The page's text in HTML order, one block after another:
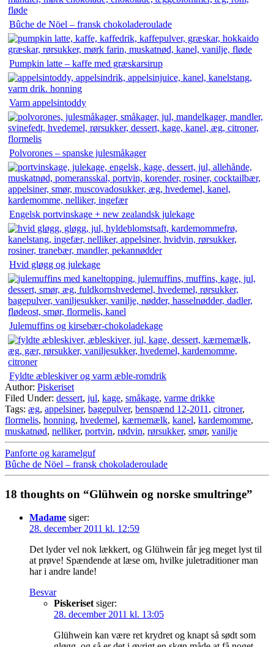
Bûche de Nöel – fransk chokoladeroulade
Pumpkin latte – kaffe med græskarsirup
Varm appelsintoddy
Polvorones – spanske julesmåkager
Engelsk portvinskage + new zealandsk julekage
Hvid gløgg og julekage
Julemuffins og kirsebær-chokoladekage
Fyldte æbleskiver og varm æble-romdrik
Author: Piskeriset
Filed Under: dessert, jul, kage, småkage, varme drikke
Tags: æg, appelsiner, bagepulver, benspænd 12-2011 , citroner,
flormelis, honning, hvedemel, kærnemælk, kanel, kardemomme,
muskatnød, nelliker, portvin, rødvin, rørsukker, smør, vanilje
Panforte og karamelguf
Bûche de Nöel – fransk chokoladeroulade
18 thoughts on “Glühwein og norske smultringe”
Madame siger:
28. december 2011 kl. 12:59
Det lyder vel nok lækkert, og Glühwein får jeg meget lyst til
at prøve! Spændende at læse om, hvilke juletraditioner man
har i andre lande!
Besvar
Piskeriset siger:
28. december 2011 kl. 13:05
Glühwein kan være ret krydret og knapt så sødt som